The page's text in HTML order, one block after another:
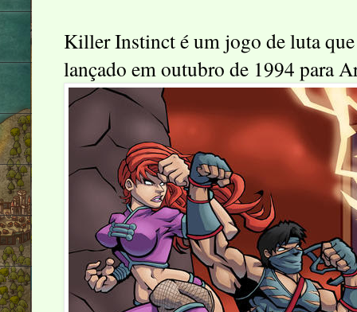
Killer Instinct é um jogo de luta
lançado em outubro de 1994 para